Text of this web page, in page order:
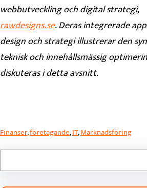
webbutveckling och digital strategi,
rawdesigns.se. Deras integrerade
design och strategi illustrerar den
teknisk och innehållsmässig
diskuteras i detta avsnitt.
Finanser, företagande, IT, Marknadsföring